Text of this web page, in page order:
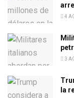
4
3
la